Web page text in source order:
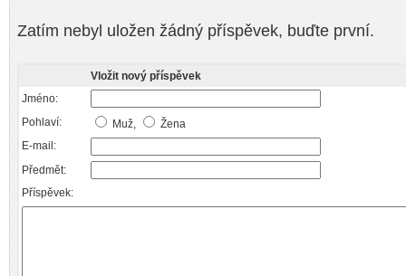
Zatím nebyl uložen žádný příspěvek, buďte první.
Vložit nový příspěvek
Jméno:
Pohlaví:
Muž,
Žena
E-mail:
Předmět:
Příspěvek: